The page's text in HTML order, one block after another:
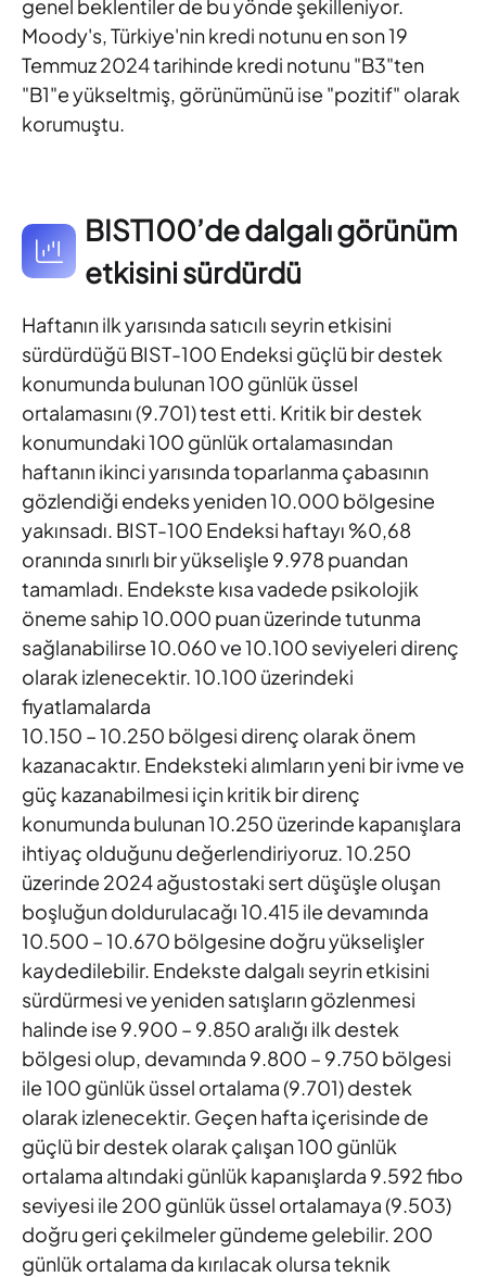
genel beklentiler de bu yönde şekilleniyor.
Moody's,Türkiye'nin kredi notunu en son 19
Temmuz 2024 tarihinde kredi notunu "B3"ten
"B1"e yükseltmiş, görünümünü ise "pozitif" olarak
korumuştu.
BIST100’de dalgalı görünüm
etkisini sürdürdü
Haftanın ilk yarısında satıcılı seyrin etkisini
sürdürdüğü BIST-100 Endeksi güçlü bir destek
konumunda bulunan 100 günlük üssel
ortalamasını (9.701) test etti. Kritik bir destek
konumundaki 100 günlük ortalamasından
haftanın ikinci yarısında toparlanma çabasının
gözlendiği endeks yeniden 10.000 bölgesine
yakınsadı. BIST-100 Endeksi haftayı %0,68
oranında sınırlı bir yükselişle 9.978puandan
tamamladı. Endekste kısa vadede psikolojik
öneme sahip10.000 puan üzerinde tutunma
sağlanabilirse 10.060 ve 10.100 seviyeleri direnç
olarak izlenecektir. 10.100 üzerindeki
fiyatlamalarda
10.150 – 10.250 bölgesi direnç olarak önem
kazanacaktır. Endeksteki alımların yeni bir ivme ve
güç kazanabilmesi için kritik birdirenç
konumunda bulunan 10.250 üzerinde kapanışlara
ihtiyaç olduğunu değerlendiriyoruz. 10.250
üzerinde 2024 ağustostaki sert düşüşle oluşan
boşluğun doldurulacağı 10.415 ile devamında
10.500 – 10.670 bölgesine doğru yükselişler
kaydedilebilir. Endekste dalgalı seyrin etkisini
sürdürmesi ve yeniden satışların gözlenmesi
halinde ise 9.900 – 9.850 aralığı ilk destek
bölgesi olup, devamında 9.800 – 9.750 bölgesi
ile 100 günlük üssel ortalama (9.701) destek
olarak izlenecektir. Geçen hafta içerisinde de
güçlü bir destek olarak çalışan100 günlük
ortalama altındaki günlük kapanışlarda 9.592 fibo
seviyesi ile 200 günlük üssel ortalamaya (9.503)
doğru geri çekilmeler gündeme gelebilir. 200
günlük ortalama da kırılacak olursateknik